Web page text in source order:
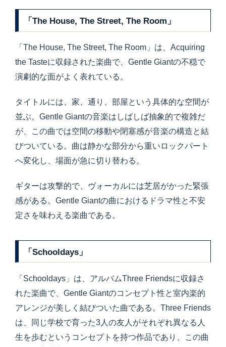
「The House, The Street, The Room」
「The House, The Street, The Room」は、Acquiring
the Tasteに収録された楽曲で、Gentle Giantの不穏で
演劇的な面がよく表れている。
タイトルには、家、通り、部屋という具体的な空間が
並ぶ。Gentle Giantの音楽はしばしば抽象的で複雑だ
が、この曲では空間の移動や閉塞感が音楽の構造と結
びついている。曲は静かな部分から重いロックパート
へ変化し、場面が急に切り替わる。
ギターは攻撃的で、ヴォーカルには芝居がかった緊張
感がある。Gentle Giantの曲におけるドラマ性と不安
定さを味わえる楽曲である。
「Schooldays」
「Schooldays」は、アルバムThree Friendsに収録さ
れた楽曲で、Gentle Giantのコンセプト性と室内楽的
アレンジが美しく結びついた曲である。Three Friends
は、同じ学校で育った3人の友人がそれぞれ異なる人
生を歩むというコンセプトを持つ作品であり、この曲